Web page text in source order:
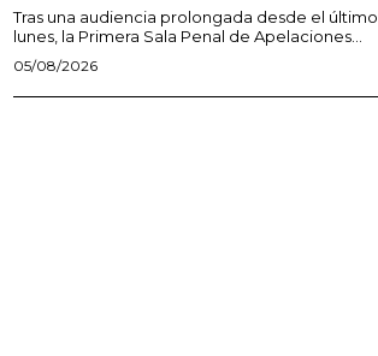
Tras una audiencia prolongada desde el último
lunes, la Primera Sala Penal de Apelaciones...
05/08/2026